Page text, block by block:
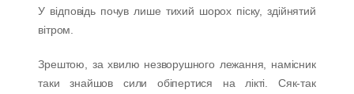
У відповідь почув лише тихий шорох піску, здійнятий
вітром.
Зрештою, за хвилю незворушного лежання, намісник
таки знайшов сили обіпертися на лікті. Сяк-так